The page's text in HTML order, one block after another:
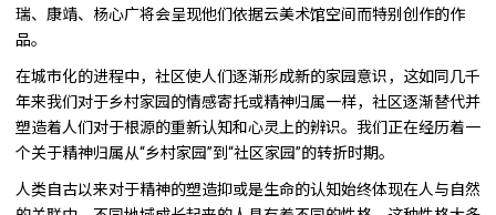
瑞、康靖、杨心广将会呈现他们依据云美术馆空间而特别创作的作
品。
在城市化的进程中，社区使人们逐渐形成新的家园意识，这如同几千
年来我们对于乡村家园的情感寄托或精神归属一样，社区逐渐替代并
塑造着人们对于根源的重新认知和心灵上的辨识。我们正在经历着一
个关于精神归属从“乡村家园”到“社区家园”的转折时期。
人类自古以来对于精神的塑造抑或是生命的认知始终体现在人与自然